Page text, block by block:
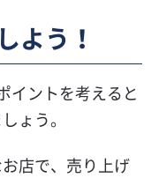
よう！
イントを考えると
ょう。
店で、売り上げ